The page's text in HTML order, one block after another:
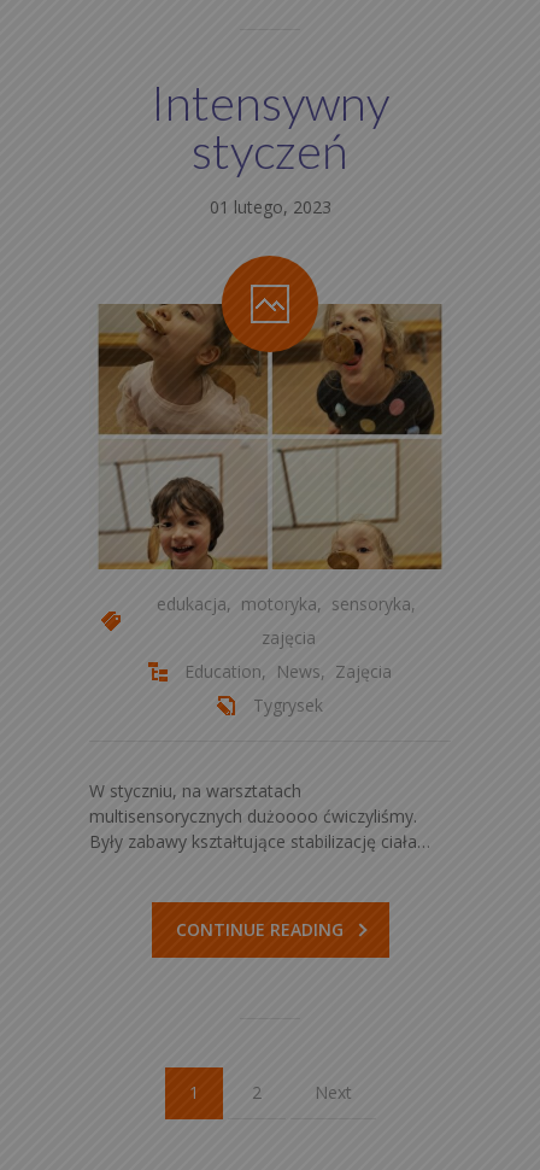
Intensywny
styczeń
01 lutego, 2023
edukacja, motoryka, sensoryka,
zajęcia
Education, News, Zajęcia
Tygrysek
W styczniu, na warsztatach
multisensorycznych dużoooo ćwiczyliśmy.
Były zabawy kształtujące stabilizację ciała…
CONTINUE READING
1 2 Next